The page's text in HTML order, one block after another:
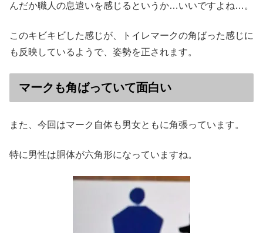
んだか職人の息遣いを感じるというか…いいですよね…。
このキビキビした感じが、トイレマークの角ばった感じに
も反映しているようで、姿勢を正されます。
マークも角ばっていて面白い
また、今回はマーク自体も男女ともに角張っています。
特に男性は胴体が六角形になっていますね。